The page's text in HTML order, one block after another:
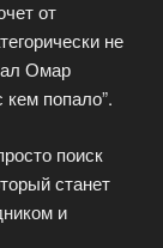
от
не
Омар
попало”.
поиск
станет
и